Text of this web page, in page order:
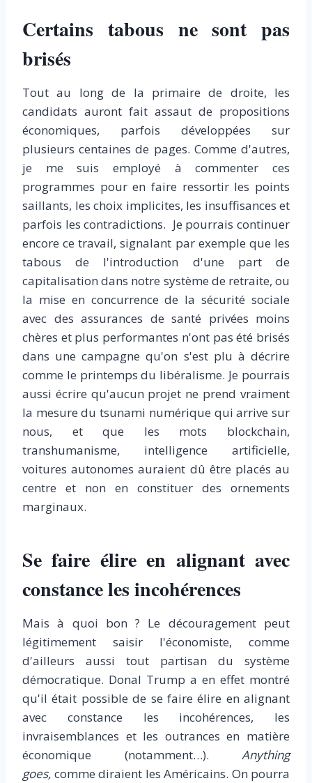
Certains tabous ne sont pas
brisés
Tout au long de la primaire de droite, les
candidats auront fait assaut de propositions
économiques, parfois développées sur
plusieurs centaines de pages. Comme d'autres,
je me suis employé à commenter ces
programmes pour en faire ressortir les points
saillants, les choix implicites, les insuffisances et
parfois les contradictions. Je pourrais continuer
encore ce travail, signalant par exemple que les
tabous de l'introduction d'une part de
capitalisation dans notre système de retraite, ou
la mise en concurrence de la sécurité sociale
avec des assurances de santé privées moins
chères et plus performantes n'ont pas été brisés
dans une campagne qu'on s'est plu à décrire
comme le printemps du libéralisme. Je pourrais
aussi écrire qu'aucun projet ne prend vraiment
la mesure du tsunami numérique qui arrive sur
nous, et que les mots blockchain,
transhumanisme, intelligence artificielle,
voitures autonomes auraient dû être placés au
centre et non en constituer des ornements
marginaux.
Se faire élire en alignant avec
constance les incohérences
Mais à quoi bon ? Le découragement peut
légitimement saisir l'économiste, comme
d'ailleurs aussi tout partisan du système
démocratique. Donal Trump a en effet montré
qu'il était possible de se faire élire en alignant
avec constance les incohérences, les
invraisemblances et les outrances en matière
économique (notamment…). Anything
goes, comme diraient les Américains. On pourra